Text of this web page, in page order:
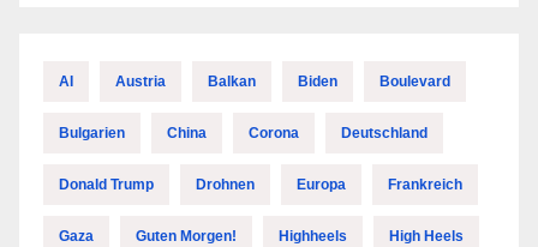
AI Austria Balkan Biden Boulevard
Bulgarien China Corona Deutschland
Donald Trump Drohnen Europa Frankreich
Gaza Guten Morgen! Highheels High Heels